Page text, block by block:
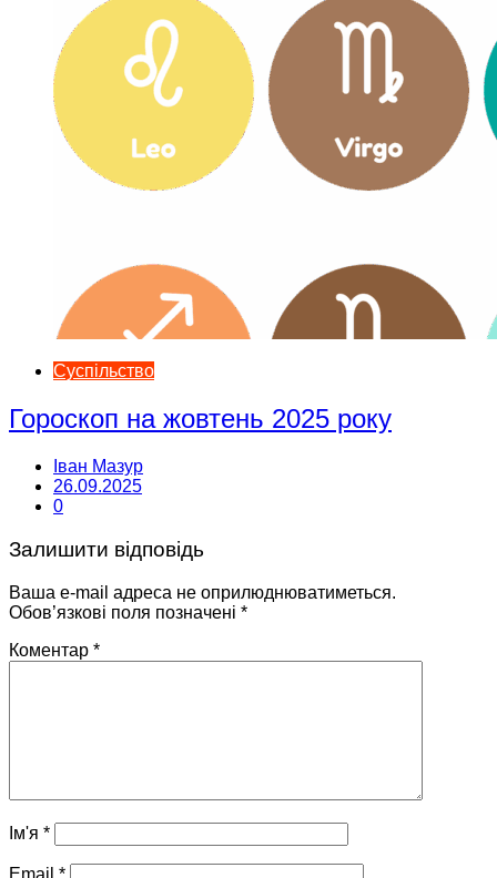
Суспільство
Гороскоп на жовтень 2025 року
Іван Мазур
26.09.2025
0
Залишити відповідь
Ваша e-mail адреса не оприлюднюватиметься.
Обов’язкові поля позначені *
Коментар *
Ім'я *
Email *